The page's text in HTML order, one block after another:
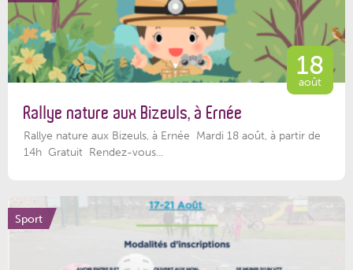
18
août
Rallye nature aux Bizeuls, à Ernée
Rallye nature aux Bizeuls, à Ernée Mardi 18 août, à partir de
14h Gratuit Rendez-vous...
Sport